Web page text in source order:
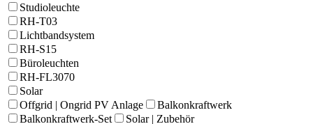
Studioleuchte
RH-T03
Lichtbandsystem
RH-S15
Büroleuchten
RH-FL3070
Solar
Offgrid | Ongrid PV Anlage
Balkonkraftwerk
Balkonkraftwerk-Set
Solar | Zubehör